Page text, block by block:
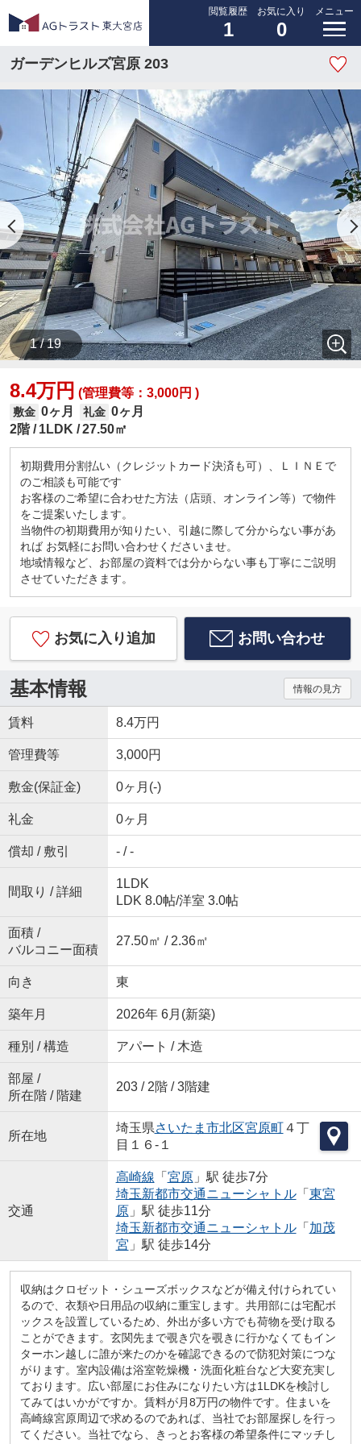
閲覧履歴
1
お気に入り
0
メニュー
ガーデンヒルズ宮原 203
1 / 19
8.4万円 (管理費等：3,000円 )
敷金 0ヶ月 礼金 0ヶ月
2階
1LDK 27.50㎡
初期費用分割払い（クレジットカード決済も可）、ＬＩＮＥで
のご相談も可能です
お客様のご希望に合わせた方法（店頭、オンライン等）で物件
をご提案いたします。
当物件の初期費用が知りたい、引越に際して分からない事があ
れば お気軽にお問い合わせくださいませ。
地域情報など、お部屋の資料では分からない事も丁寧にご説明
させていただきます。
お気に入り追加 お問い合わせ
基本情報 情報の見方
賃料 8.4万円
管理費等 3,000円
敷金(保証金) 0ヶ月(-)
礼金 0ヶ月
償却 / 敷引 - / -
間取り / 詳細
1LDK
LDK 8.0帖/洋室 3.0帖
面積 /
バルコニー面積
27.50㎡ / 2.36㎡
向き 東
築年月 2026年 6月(新築)
種別 / 構造 アパート / 木造
部屋 /
所在階 / 階建
203 / 2階 / 3階建
所在地
埼玉県さいたま市北区宮原町４丁
目１６-１
交通
高崎線 「 宮原」駅 徒歩7分
埼玉新都市交通ニューシャトル「 東宮
原」駅 徒歩11分
埼玉新都市交通ニューシャトル「 加茂
宮 」駅 徒歩14分
収納はクロゼット・シューズボックスなどが備え付けられてい
るので、衣類や日用品の収納に重宝します。共用部には宅配ボ
ックスを設置しているため、外出が多い方でも荷物を受け取る
ことができます。玄関先まで覗き穴を覗きに行かなくてもイン
ターホン越しに誰が来たのかを確認できるので防犯対策につな
がります。室内設備は浴室乾燥機・洗面化粧台など大変充実し
ております。広い部屋にお住みになりたい方は1LDKを検討し
てみてはいかがですか。賃料が月8万円の物件です。住まいを
高崎線宮原周辺で求めるのであれば、当社でお部屋探しを行っ
てください。当社でなら、きっとお客様の希望条件にマッチし